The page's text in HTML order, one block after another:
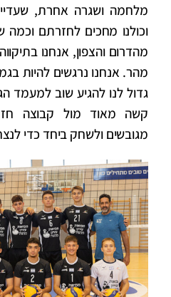
מלחמה ושגרה אחרת,
וכולנו מחכים לחזרתם וכמה
מהדרום והצפון, אנחנו
מהר. אנחנו נרגשים להיות
גדול לנו להגיע שוב למעמד
קשה מאוד מול קבוצה
מגובשים ולשחק ביחד כדי